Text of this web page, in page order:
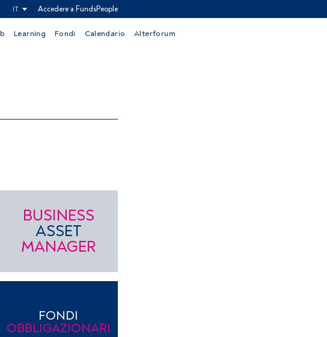
IT Accedere a FundsPeople
Learning Fondi Calendario Alterforum
BUSINESS
ASSET
MANAGER
FONDI
OBBLIGAZIONARI